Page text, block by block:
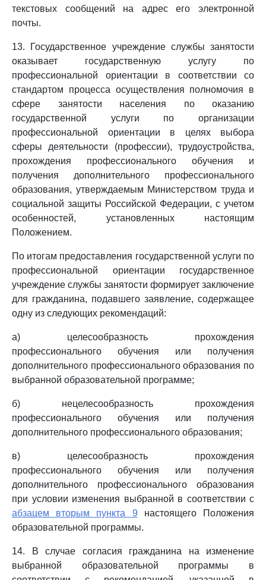
текстовых сообщений на адрес его электронной
почты.
13. Государственное учреждение службы занятости
оказывает государственную услугу по
профессиональной ориентации в соответствии со
стандартом процесса осуществления полномочия в
сфере занятости населения по оказанию
государственной услуги по организации
профессиональной ориентации в целях выбора
сферы деятельности (профессии), трудоустройства,
прохождения профессионального обучения и
получения дополнительного профессионального
образования, утверждаемым Министерством труда и
социальной защиты Российской Федерации, с учетом
особенностей, установленных настоящим
Положением.
По итогам предоставления государственной услуги по
профессиональной ориентации государственное
учреждение службы занятости формирует заключение
для гражданина, подавшего заявление, содержащее
одну из следующих рекомендаций:
а) целесообразность прохождения
профессионального обучения или получения
дополнительного профессионального образования по
выбранной образовательной программе;
б) нецелесообразность прохождения
профессионального обучения или получения
дополнительного профессионального образования;
в) целесообразность прохождения
профессионального обучения или получения
дополнительного профессионального образования
при условии изменения выбранной в соответствии с
абзацем вторым пункта 9 настоящего Положения
образовательной программы.
14. В случае согласия гражданина на изменение
выбранной образовательной программы в